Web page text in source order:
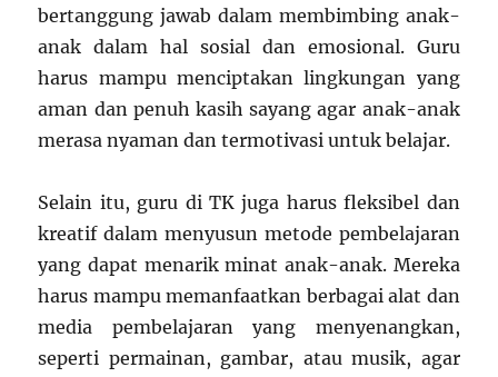
bertanggung jawab dalam membimbing anak-
anak dalam hal sosial dan emosional. Guru
harus mampu menciptakan lingkungan yang
aman dan penuh kasih sayang agar anak-anak
merasa nyaman dan termotivasi untuk belajar.
Selain itu, guru di TK juga harus fleksibel dan
kreatif dalam menyusun metode pembelajaran
yang dapat menarik minat anak-anak. Mereka
harus mampu memanfaatkan berbagai alat dan
media pembelajaran yang menyenangkan,
seperti permainan, gambar, atau musik, agar